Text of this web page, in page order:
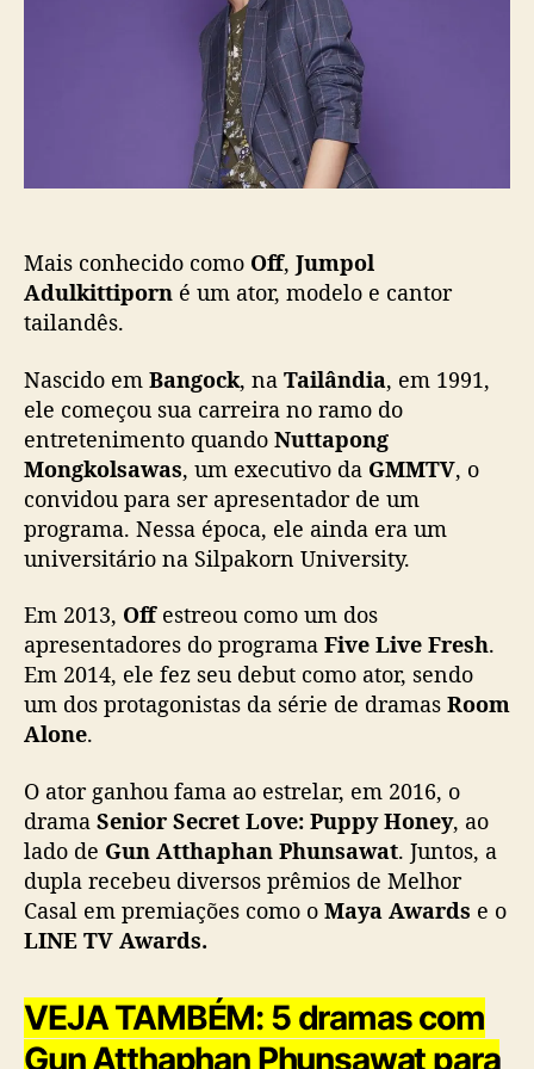
i
c
a
ç
ã
o
]
5
d
r
a
m
a
s
r
a
c
ê
a
s
s
i
s
t
c
o
m
O
J
u
m
p
o
u
l
k
Mais conhecido como Off, Jumpol
Adulkittiporn é um ator, modelo e cantor
tailandês.
Nascido em Bangock, na Tailândia, em 1991,
ele começou sua carreira no ramo do
entretenimento quando Nuttapong
Mongkolsawas, um executivo da GMMTV, o
convidou para ser apresentador de um
programa. Nessa época, ele ainda era um
universitário na Silpakorn University.
Em 2013, Off estreou como um dos
apresentadores do programa Five Live Fresh.
Em 2014, ele fez seu debut como ator, sendo
um dos protagonistas da série de dramas Room
Alone.
O ator ganhou fama ao estrelar, em 2016, o
drama Senior Secret Love: Puppy Honey, ao
lado de Gun Atthaphan Phunsawat. Juntos, a
dupla recebeu diversos prêmios de Melhor
Casal em premiações como o Maya Awards e o
LINE TV Awards.
VEJA TAMBÉM: 5 dramas com
Gun Atthaphan Phunsawat para